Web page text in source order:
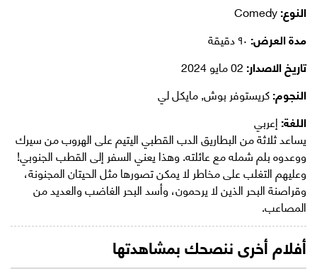
النوع:
مدة العرض:
تاريخ الاصدار:
النجوم:كريستوفر بوش, مايكل لي
اللغة:إعربي
يساعد ثلاثة من البطاريق الدب القطبي اليتيم على الهروب من سيرك
ووعدوه بلم شمله مع عائلته. وهذا يعني السفر إلى القطب الجنوبي!
وعليهم التغلب على مخاطر لا يمكن تصورها مثل الحيتان المجنونة،
وقراصنة البحر الذين لا يرحمون، وأسد البحر الغاضب والعديد من
المصاعب.
أفلام أخرى ننصحك بمشاهدتها